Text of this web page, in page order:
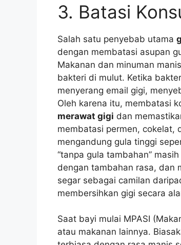
3. Batasi
Salah satu penyebab utama
dengan membatasi asupan
Makanan dan minuman
bakteri di mulut. Ketika
menyerang email gigi,
Oleh karena itu, membatasi
merawat gigi dan
membatasi permen, cokelat,
mengandung gula tinggi
“tanpa gula tambahan”
dengan tambahan rasa, dan
segar sebagai camilan
membersihkan gigi secara
Saat bayi mulai MPASI
atau makanan lainnya.